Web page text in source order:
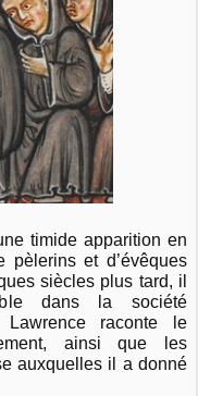
timide apparition en
et d’évêques
siècles plus tard, il
dans la société
raconte le
ainsi que les
auxquelles il a donné